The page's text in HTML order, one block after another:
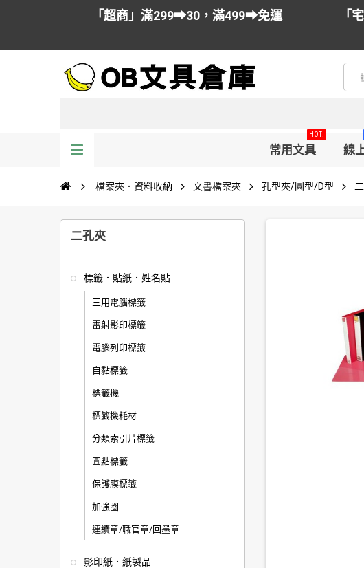
「超商」滿299➡30，滿499➡免運
「
常用文具
HOT!
線
檔案夾．資料收納 文書檔案夾 孔型夾/圓型/D型
二孔夾
標籤．貼紙．姓名貼
三用電腦標籤
雷射影印標籤
電腦列印標籤
自黏標籤
標籤機
標籤機耗材
分類索引片標籤
圓點標籤
保護膜標籤
加強圈
連續章/職官章/回墨章
影印紙．紙製品